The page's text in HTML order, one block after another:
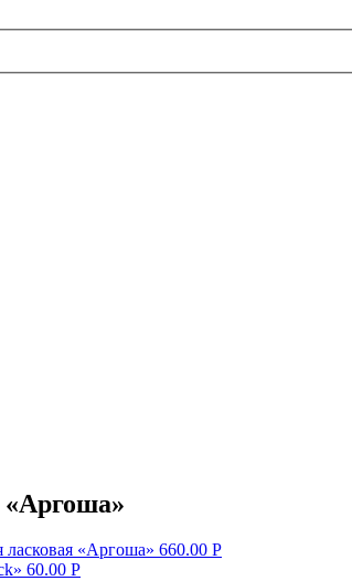
«Аргоша»
«Аргоша» 660.00 Р
60.00 Р